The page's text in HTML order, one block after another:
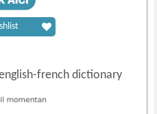
french dictionary